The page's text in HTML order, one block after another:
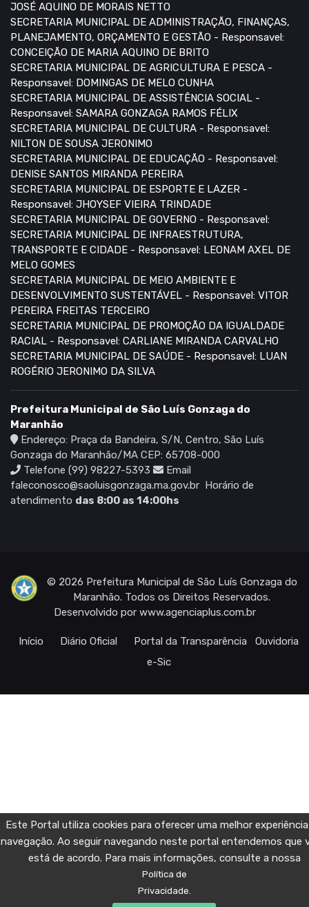
Este Portal utiliza cookies para oferecer uma melhor
navegação. Ao seguir navegando neste portal entendemos que
está de acordo. Para mais informações, consulte a nossa
Política de
Privacidade.
JOSÉ AQUINO DE MORAIS NETTO
SECRETARIA MUNICIPAL DE ADMINISTRAÇÃO, FINANÇAS,
PLANEJAMENTO, ORÇAMENTO E GESTÃO - Responsavel:
CONCEIÇÃO DE MARIA AQUINO DE BRITO
SECRETARIA MUNICIPAL DE AGRICULTURA E PESCA -
Responsavel: DOMINGAS DE MELO CUNHA
SECRETARIA MUNICIPAL DE ASSISTÊNCIA SOCIAL -
Responsavel: SAMARA GONZAGA RAMOS FÉLIX
SECRETARIA MUNICIPAL DE CULTURA - Responsavel:
NILTON DE SOUSA JERONIMO
SECRETARIA MUNICIPAL DE EDUCAÇÃO - Responsavel:
DENISE SANTOS MIRANDA PEREIRA
SECRETARIA MUNICIPAL DE ESPORTE E LAZER -
Responsavel: JHOYSEF VIEIRA TRINDADE
SECRETARIA MUNICIPAL DE GOVERNO - Responsavel:
SECRETARIA MUNICIPAL DE INFRAESTRUTURA,
TRANSPORTE E CIDADE - Responsavel: LEONAM AXEL DE
MELO GOMES
SECRETARIA MUNICIPAL DE MEIO AMBIENTE E
DESENVOLVIMENTO SUSTENTÁVEL - Responsavel: VITOR
PEREIRA FREITAS TERCEIRO
SECRETARIA MUNICIPAL DE PROMOÇÃO DA IGUALDADE
RACIAL - Responsavel: CARLIANE MIRANDA CARVALHO
SECRETARIA MUNICIPAL DE SAÚDE - Responsavel: LUAN
ROGÉRIO JERONIMO DA SILVA
Prefeitura Municipal de São Luís Gonzaga do
Maranhão
Endereço: Praça da Bandeira, S/N, Centro, São Luís
Gonzaga do Maranhão/MA CEP: 65708-000
Telefone (99) 98227-5393
Email
faleconosco@saoluisgonzaga.ma.gov.br Horário de
atendimento das 8:00 as 14:00hs
© 2026 Prefeitura Municipal de São Luís Gonzaga do
Maranhão. Todos os Direitos Reservados.
Desenvolvido por www.agenciaplus.com.br
Início Diário Oficial Portal da Transparência
Ouvidoria
e-Sic